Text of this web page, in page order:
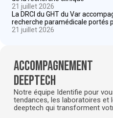
21 juillet 2026
La DRCI du GHT du Var
recherche paramédicale portés
21 juillet 2026
Accompagnement
deeptech
Notre équipe Identifie pour
tendances, les laboratoires et
deeptech qui transforment